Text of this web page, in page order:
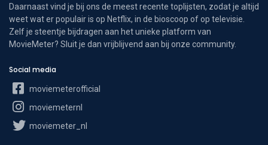
Daarnaast vind je bij ons de meest recente toplijsten, zodat je altijd
weet wat er populair is op Netflix, in de bioscoop of op televisie.
Zelf je steentje bijdragen aan het unieke platform van
MovieMeter? Sluit je dan vrijblijvend aan bij onze community.
Social media
moviemeterofficial
moviemeternl
moviemeter_nl